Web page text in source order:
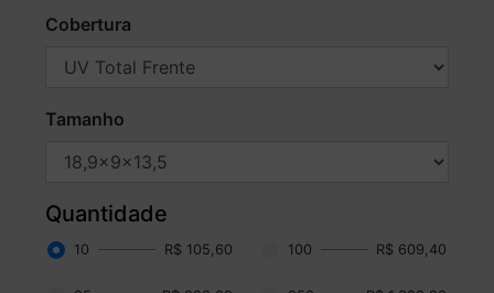
Cobertura
Tamanho
Quantidade
10 R$ 105,60 100 R$ 609,40